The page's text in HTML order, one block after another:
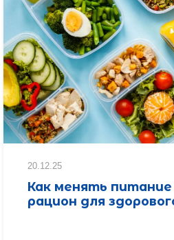
20.12.25
Как менять
рацион для